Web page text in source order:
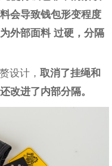
会导致钱包形变程度
外部面料 过硬，分隔
设计， 取消了挂绳和
改进了内部分隔。